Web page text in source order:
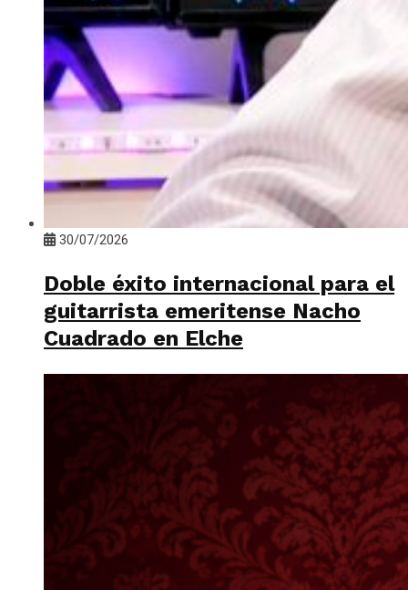
30/07/2026
Doble éxito internacional para el
guitarrista emeritense Nacho
Cuadrado en Elche